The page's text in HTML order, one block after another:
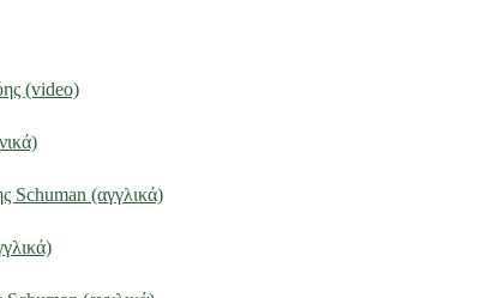
(video)
Schuman (αγγλικά)